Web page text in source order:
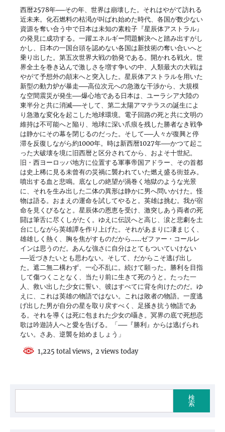
西暦2578年──その年、世界は崩壊した。それはやがて訪れる
近未来。化石燃料の枯渇が叫ばれ始めた時代、各国が数少ない
資源を奪い合う中で日本は未知の素粒子『星辰体アストラル』
の発見に成功する。一躍エネルギー問題解決へと踏み出すがし
かし、日本の一国台頭を認めない各国は新技術の奪い合いへと
乗り出した。第五次世界大戦の勃発である。開かれる戦火。世
界全土を巻き込んで激しさを増す争いの中、人類最大の大戦は
やがて予想外の顛末へと突入した。星辰体アストラルを用いた
新型の動力炉が暴走──高位次元への急激な干渉から、大規模
な空間震災が発生──爆心地である日本は、ユーラシア大陸の
東半分と共に消滅──そして、第二太陽アマテラスの誕生によ
り急激な変化を起こした地球環境。電子回路の死と共に文明の
維持は不可能へと陥り、地球に深い爪痕を残した勝者なき戦争
は静かにその幕を閉じるのだった。そして──人々が復興と停
滞を反復しながら約1000年。時は新西暦1027年──かつて起こ
った大破壊を境に旧西暦と区分されてから、およそ十世紀。
旧・西ヨーロッパ地方に位置する軍事帝国アドラー、その首都
は史上稀に見る未曾有の災禍に襲われていた燃え盛る街並み。
噴出する血と悲鳴。底なしの絶望が渦巻く地獄のような光景
に、それを生み出した二体の異形は静かに男へ問いかけた。怪
物は語る。おまえの運命を試してやると。英雄は挑む。我が宿
命を見くびるなと。星辰体の恩恵を受け、激突しあう両者の死
闘は筆舌に尽くしがたく。ゆえに伝説へと高じ、涙と悲劇を土
台にしながら英雄譚を作り上げた。それがあまりに凄まじく、
雄雄しく熱く、胸を焦がすものだから……ゼファー・コールレ
インは思うのだ。あんな強さに自分はとてもついていけない
──近づきたいとも思わない。そして、だからこそ逃げ出し
た。遮二無二構わず、一心不乱に。続けて願った。勝利を目指
して傷つくことなく、当たり前に生きて死のうと。たった一
人、救い出した少女に誓い、彼はすべてに背を向けたのだ。ゆ
えに、これは英雄の物語ではない。これは敗者の物語。一度逃
げ出した男が自分の星を取り戻すべく、足掻き抗う物語であ
る。それを導くは死に包まれた少女の囁き。冥界の底で死想恋
歌は吟遊詩人へと愛を告げる。「──『勝利』からは逃げられ
ない。さあ、逆襲を始めましょう」
1,225 total views, 2 views today
検
索